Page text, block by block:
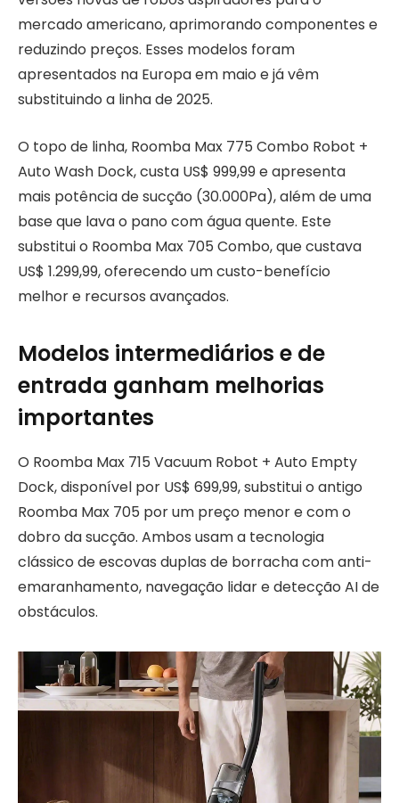
mercado americano, aprimorando componentes e
reduzindo preços. Esses modelos foram
apresentados na Europa em maio e já vêm
substituindo a linha de 2025.
O topo de linha, Roomba Max 775 Combo Robot +
Auto Wash Dock, custa US$ 999,99 e apresenta
mais potência de sucção (30.000Pa), além de uma
base que lava o pano com água quente. Este
substitui o Roomba Max 705 Combo, que custava
US$ 1.299,99, oferecendo um custo-benefício
melhor e recursos avançados.
Modelos intermediários e de
entrada ganham melhorias
importantes
O Roomba Max 715 Vacuum Robot + Auto Empty
Dock, disponível por US$ 699,99, substitui o antigo
Roomba Max 705 por um preço menor e com o
dobro da sucção. Ambos usam a tecnologia
clássico de escovas duplas de borracha com anti-
emaranhamento, navegação lidar e detecção AI de
obstáculos.